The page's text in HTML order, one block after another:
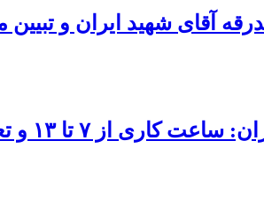
آقای شهید ایران و
۷ تا ۱۳ و تعطیلی پنجشنبه‌ها